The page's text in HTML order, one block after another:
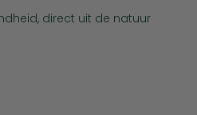
direct uit de natuur